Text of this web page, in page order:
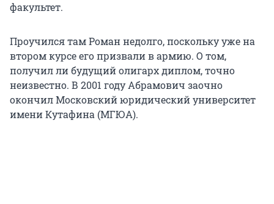
факультет.
Проучился там Роман недолго, поскольку уже на
втором курсе его призвали в армию. О том,
получил ли будущий олигарх диплом, точно
неизвестно. В 2001 году Абрамович заочно
окончил Московский юридический университет
имени Кутафина (МГЮА).